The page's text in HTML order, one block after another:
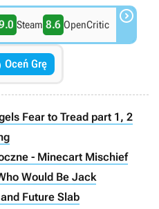
Steam 8.6 OpenCritic 
Oceń Grę
Fear to Tread part 1, 2
- Minecart Mischief
Would Be Jack
Future Slab